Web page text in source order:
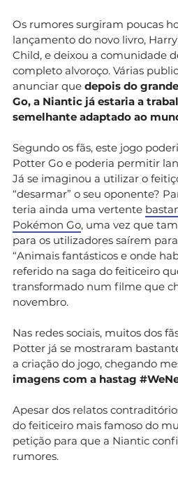
Os rumores surgiram poucas
lançamento do novo livro,
Child, e deixou a comunidade
completo alvoroço. Várias
anunciar que depois do
Go, a Niantic já estaria a
semelhante adaptado ao
Segundo os fãs, este jogo
Potter Go e poderia permitir
Já se imaginou a utilizar o
“desarmar” o seu oponente?
teria ainda uma vertente
Pokémon Go, uma vez que
para os utilizadores saírem
“Animais fantásticos e onde
referido na saga do feiticeiro
transformado num filme que
novembro.
Nas redes sociais, muitos dos
Potter já se mostraram
a criação do jogo, chegando
imagens com a hastag
Apesar dos relatos
do feiticeiro mais famoso do
petição para que a Niantic
rumores.